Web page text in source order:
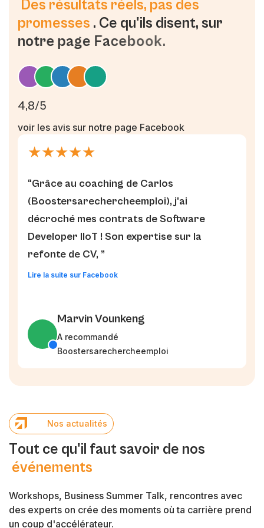
Des résu tats rée s, pas des
promesses . Ce qu'i s disent, sur
notre page Facebook.
4,8/5
voir les avis sur notre page Facebook
★★★★★
“Grâce au coaching de Carlos
(Boostersarechercheemploi), j'ai
décroché mes contrats de Software
Developer IIoT ! Son expertise sur la
refonte de CV, ”
Lire la suite sur Facebook
Marvin Vounkeng
A recommandé
Boostersarechercheemploi
Nos actualités
Tout ce qu'i fautsavoir de nos
événements
Workshops, Business Summer Talk, rencontres avec
des experts on crée des moments où ta carrière prend
un coup d'accélérateur.